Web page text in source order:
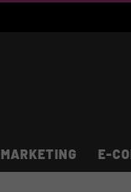
MARKETING E-